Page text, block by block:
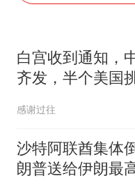
白宫收到通知，
齐发，半个美国
感谢过往
沙特阿联酋集体
朗普送给伊朗最